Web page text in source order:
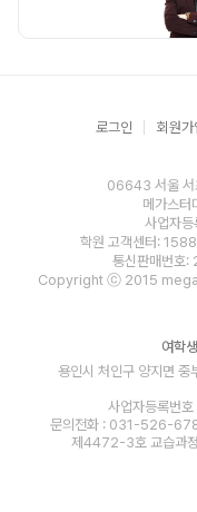
로그인 회원가
06643 서울 서
메가스터
사업자
학원 고객센터:
통신판매번
Copyright ⓒ 2015
여학
용인시 처인구 양지면
사업자등록번
문의전화 : 031-526-
제4472-3호 교습과